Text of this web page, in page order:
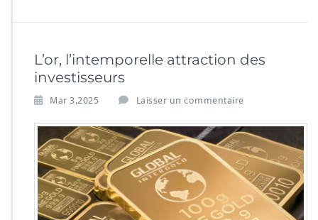
L’or, l’intemporelle attraction des
investisseurs
Mar 3,2025 Laisser un commentaire